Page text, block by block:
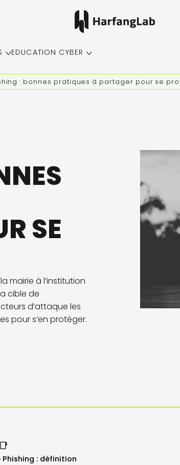
EDUCATION CYBER
: bonnes pratiques à partager pour se
SE
mairie à l’institution
cible de
d’attaque les
pour s’en protéger.
📑
Phishing : définition